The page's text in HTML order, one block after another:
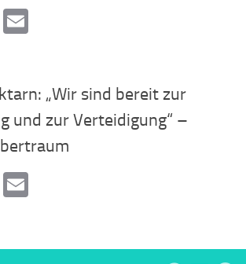
WhatsApp
„Wir sind bereit zur
und zur Verteidigung“ –
WhatsApp